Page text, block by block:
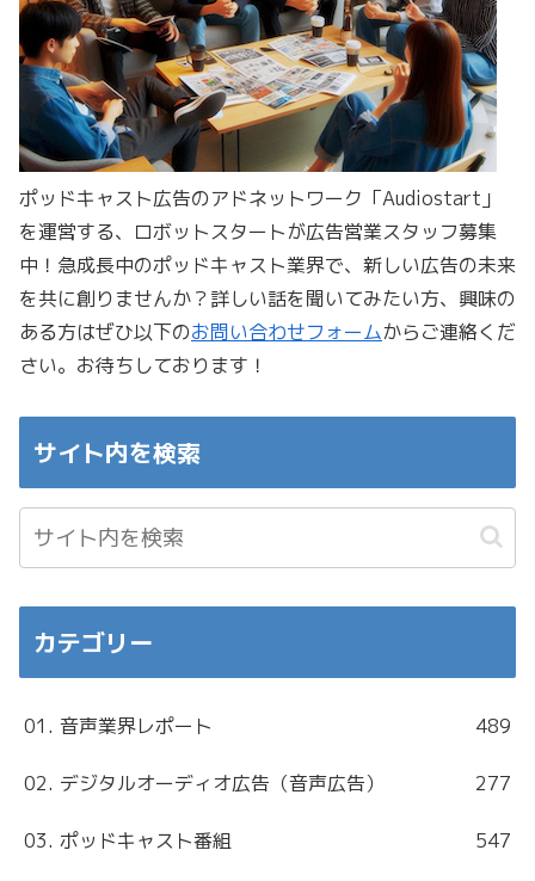
ポッドキャスト広告のアドネットワーク「Audiostart」
を運営する、ロボットスタートが広告営業スタッフ募集
中！急成長中のポッドキャスト業界で、新しい広告の未来
を共に創りませんか？詳しい話を聞いてみたい方、興味の
ある方はぜひ以下のお問い合わせフォームからご連絡くだ
さい。お待ちしております！
サイト内を検索
カテゴリー
01. 音声業界レポート 489
02. デジタルオーディオ広告（音声広告） 277
03. ポッドキャスト番組 547